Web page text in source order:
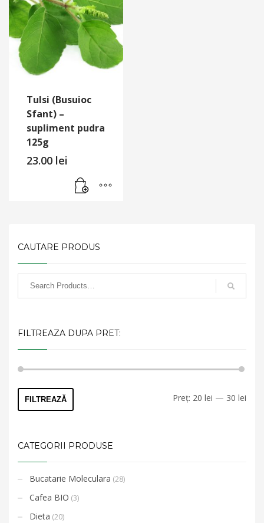
Tulsi (Busuioc
Sfant) –
supliment pudra
125g
23.00 lei
CAUTARE PRODUS
FILTREAZA DUPA PRET:
FILTREAZĂ Preț: 20 lei — 30 lei
CATEGORII PRODUSE
Bucatarie Moleculara (28)
Cafea BIO (3)
Dieta (20)